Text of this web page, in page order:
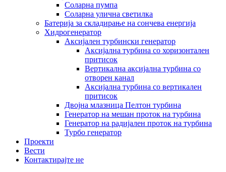
Соларна пумпа
Соларна улична светилка
Батерија за складирање на сончева енергија
Хидрогенератор
Аксијален турбински генератор
Аксијална турбина со хоризонтален
притисок
Вертикална аксијална турбина со
отворен канал
Аксијална турбина со вертикален
притисок
Двојна млазница Пелтон турбина
Генератор на мешан проток на турбина
Генератор на радијален проток на турбина
Турбо генератор
Проекти
Вести
Контактирајте не